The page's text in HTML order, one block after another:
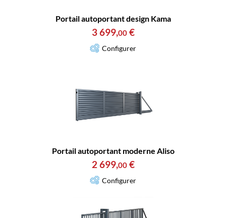
Portail autoportant design Kama
3 699,00 €
Configurer
Portail autoportant moderne Aliso
2 699,00 €
Configurer